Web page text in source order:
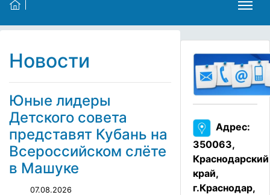
Новости
Юные лидеры
Детского совета
представят Кубань на
Всероссийском слёте
в Машуке
07.08.2026
Адрес:
350063,
Краснодарский
край,
г.Краснодар,